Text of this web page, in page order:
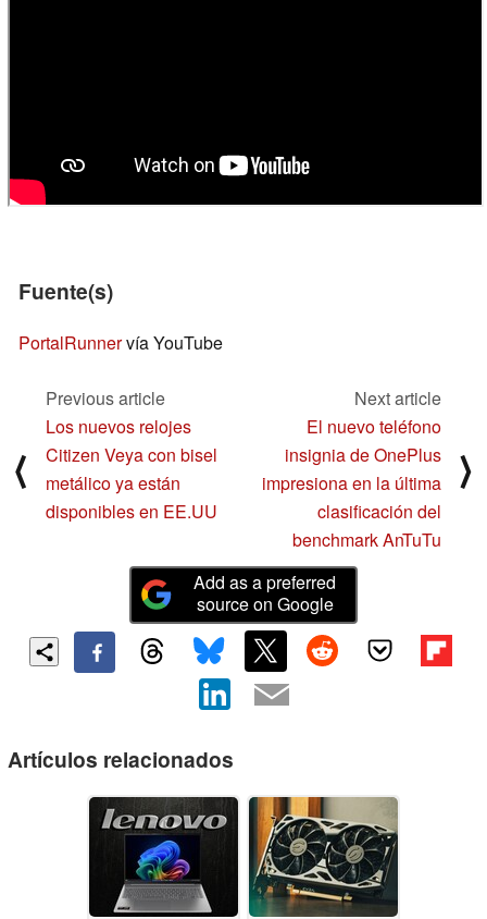
Fuente(s)
PortalRunnervía YouTube
⟨
Previous article
Los nuevos relojes
Citizen Veya con bisel
metálico ya están
disponibles en EE.UU
Next article
El nuevo teléfono
insignia de OnePlus
impresiona en la última
clasificación del
benchmark AnTuTu
⟩
Add as a preferred
source on Google
Artículos relacionados